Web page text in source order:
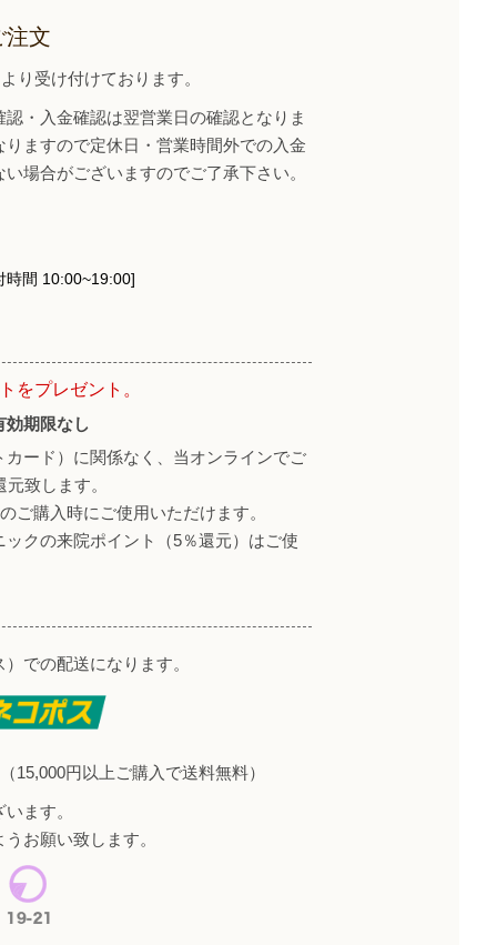
注文
り受け付けております。
・入金確認は翌営業日の確認となりま
ますので定休日・営業時間外での入金
場合がございますのでご了承下さい。
間 10:00~19:00]
をプレゼント。
期限なし
ード）に関係なく、当オンラインでご
致します。
ご購入時にご使用いただけます。
クの来院ポイント（5％還元）はご使
での配送になります。
15,000円以上ご購入で送料無料）
ます。
お願い致します。